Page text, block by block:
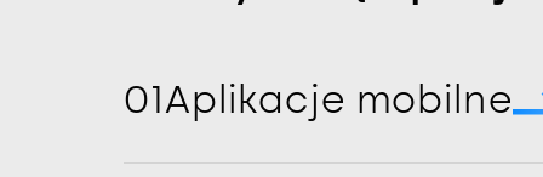
01 Aplikacje mobilne